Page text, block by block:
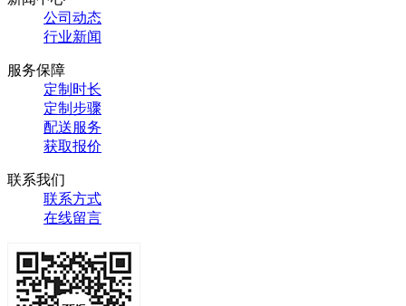
公司动态
行业新闻
服务保障
定制时长
定制步骤
配送服务
获取报价
联系我们
联系方式
在线留言